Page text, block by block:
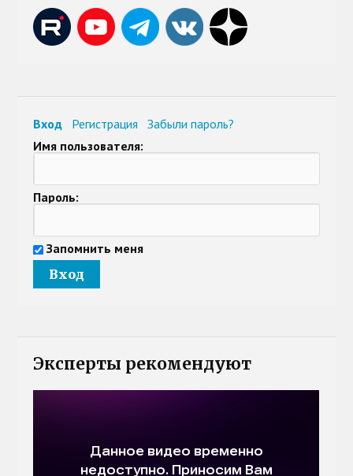
Вход Регистрация
Забыли пароль?
Имя пользователя:
Пароль:
Запомнить меня
Эксперты рекомендуют